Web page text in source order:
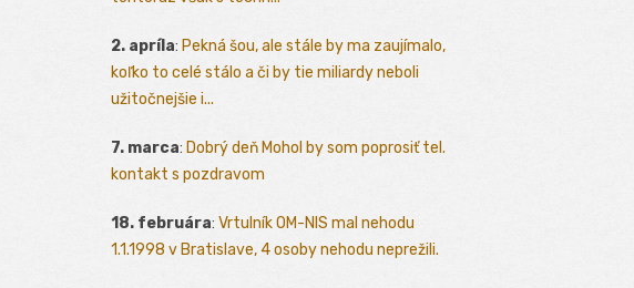
2. apríla: Pekná šou, ale stále by ma zaujímalo,
koľko to celé stálo a či by tie miliardy neboli
užitočnejšie i...
7. marca: Dobrý deň Mohol by som poprosiť tel.
kontakt s pozdravom
18. februára: Vrtulník OM-NIS mal nehodu
1.1.1998 v Bratislave, 4 osoby nehodu neprežili.